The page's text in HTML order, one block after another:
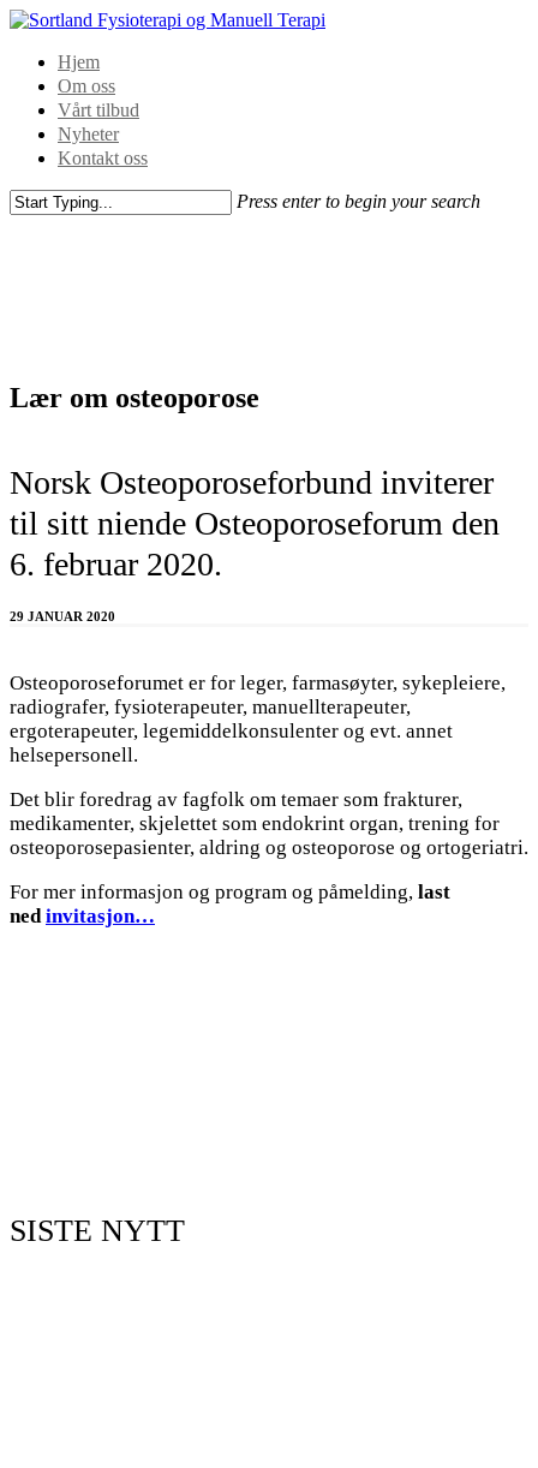
Hjem
Om oss
Vårt tilbud
Nyheter
Kontakt oss
Press enter to begin your search
Lær om osteoporose
Norsk Osteoporoseforbund inviterer
til sitt niende Osteoporoseforum den
6. februar 2020.
29 JANUAR 2020
Osteoporoseforumet er for leger, farmasøyter, sykepleiere,
radiografer, fysioterapeuter, manuellterapeuter,
ergoterapeuter, legemiddelkonsulenter og evt. annet
helsepersonell.
Det blir foredrag av fagfolk om temaer som frakturer,
medikamenter, skjelettet som endokrint organ, trening for
osteoporosepasienter, aldring og osteoporose og ortogeriatri.
For mer informasjon og program og påmelding, last
nedinvitasjon…
SISTE NYTT